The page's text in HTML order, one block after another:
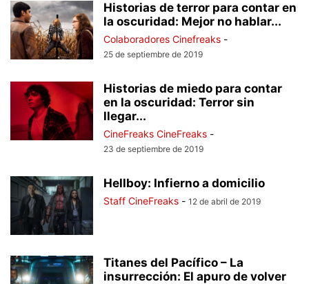
Historias de terror para contar en
la oscuridad: Mejor no hablar...
Colaboradores Cinefreaks -
25 de septiembre de 2019
Historias de miedo para contar
en la oscuridad: Terror sin
llegar...
CineFreaks CineFreaks -
23 de septiembre de 2019
Hellboy: Infierno a domicilio
Staff CineFreaks - 12 de abril de 2019
Titanes del Pacífico – La
insurrección: El apuro de volver